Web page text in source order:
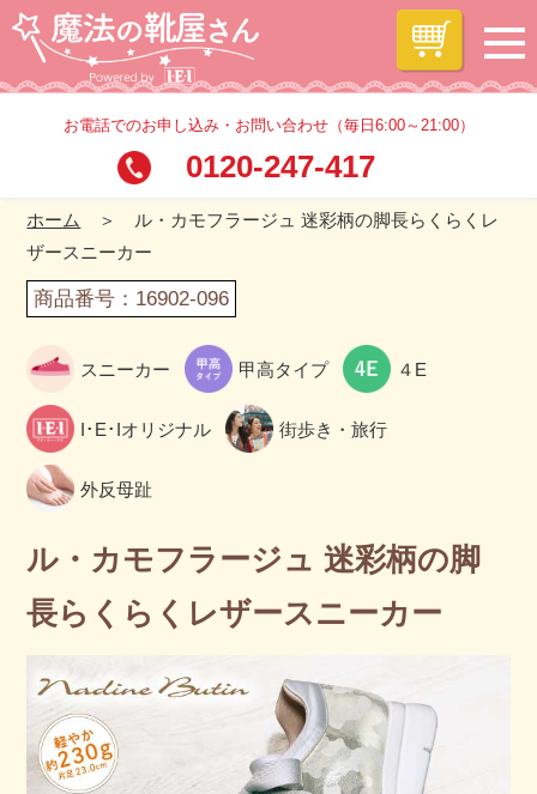
お電話でのお申し込み・お問い合わせ（毎日6:00～21:00）
0120-247-417
ホーム
＞ ル・カモフラージュ 迷彩柄の脚長らくらくレ
ザースニーカー
商品番号：16902-096
スニーカー 甲高タイプ ４E
I･E･Iオリジナル 街歩き・旅行
外反母趾
ル・カモフラージュ 迷彩柄の脚
長らくらくレザースニーカー